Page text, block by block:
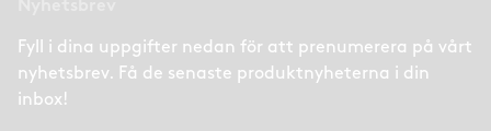
Fyll i dina uppgifter nedan för att prenumerera på vårt
nyhetsbrev. Få de senaste produktnyheterna i din
inbox!